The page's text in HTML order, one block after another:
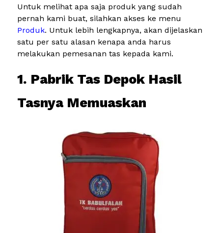
Untuk melihat apa saja produk yang sudah
pernah kami buat, silahkan akses ke menu
Produk. Untuk lebih lengkapnya, akan dijelaskan
satu per satu alasan kenapa anda harus
melakukan pemesanan tas kepada kami.
1. Pabrik Tas Depok Hasil
Tasnya Memuaskan